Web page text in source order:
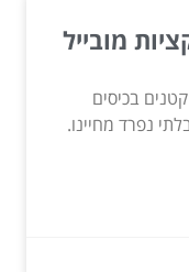
מובייל
בכיסים
נפרד מחיינו.